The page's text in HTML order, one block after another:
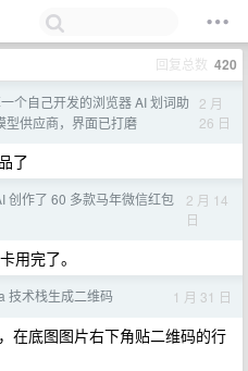
回复总数 420
个自己开发的浏览器 AI 划词助
供应商，界面已打磨
2 月
26 日
了
创作了 60 多款马年微信红包
2 月 14
日
用完了。
技术栈生成二维码 1 月 31 日
在底图图片右下角贴二维码的行